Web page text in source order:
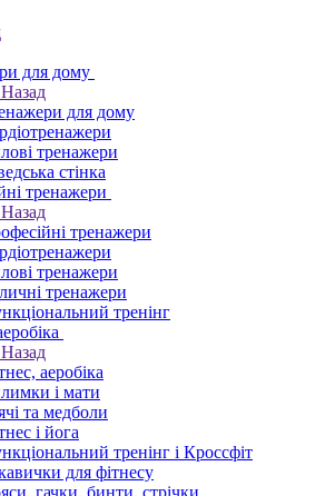
для дому
Назад
для дому
тренажери
стінка
тренажери
Назад
тренажери
тренажери
тренажери
тренінг
Назад
аеробіка
і мати
та медболи
і йога
тренінг і Кроссфіт
для фітнесу
гачки, бинти, стрічки